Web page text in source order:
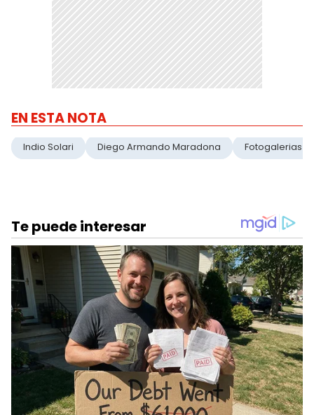
EN ESTA NOTA
Indio Solari Diego Armando Maradona Fotogalerias